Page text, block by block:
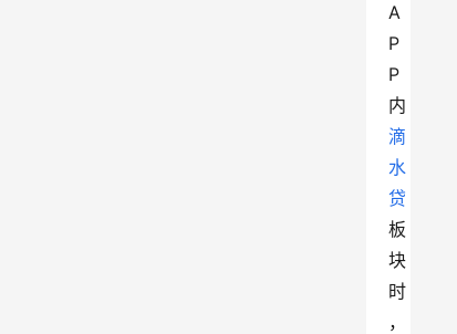
A
P
P
内
滴
水
贷
板
块
时
，